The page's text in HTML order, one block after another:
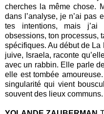
cherches la même chose.
dans l’analyse, je n’ai pas
tes intentions, mais j’ai
obsessions, ton processus,
spécifiques. Au début de
juive, Israela, raconte
avec un rabbin. Elle parle
elle est tombée
singularité qui vient
souvent des lieux communs.